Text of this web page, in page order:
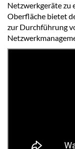
Netzwerkgeräte zu
Oberfläche bietet
zur Durchführung